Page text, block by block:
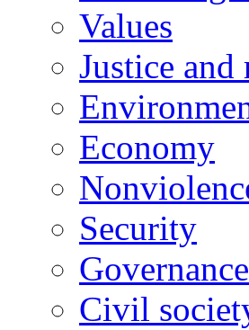
Values
Justice
Economy
Security
Governance
Civil